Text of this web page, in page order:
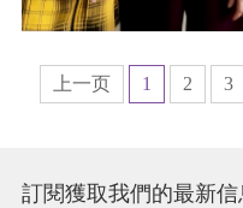
上一页 1 2 3
訂閱獲取我們的最新信